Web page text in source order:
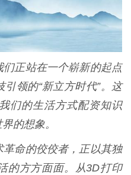
正站在一个崭新的起点
领的“新立方时代”。这
们的生活方式配资知识
的想象。
命的佼佼者，正以其独
的方方面面。从3D打印